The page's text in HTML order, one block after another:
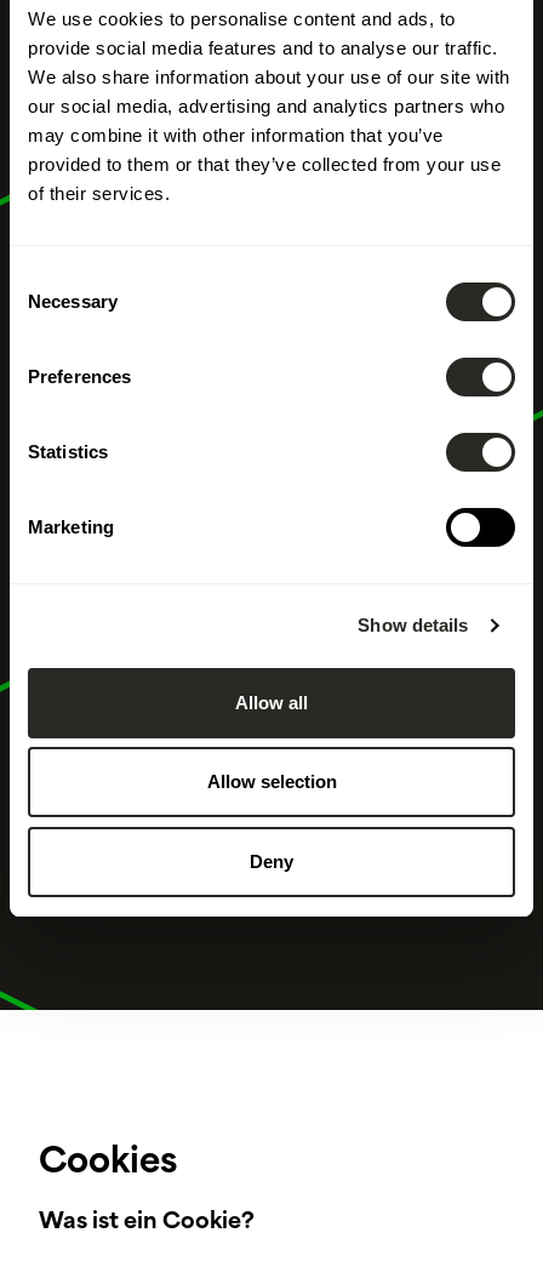
We use cookies to personalise content and ads, to
provide social media features and to analyse our traffic.
We also share information about your use of our site with
our social media, advertising and analytics partners who
may combine it with other information that you’ve
provided to them or that they’ve collected from your use
of their services.
Selection
Necessary
Preferences
Statistics
Marketing
Show details
Allow all
Allow selection
Deny
Cookies
Was ist ein Cookie?